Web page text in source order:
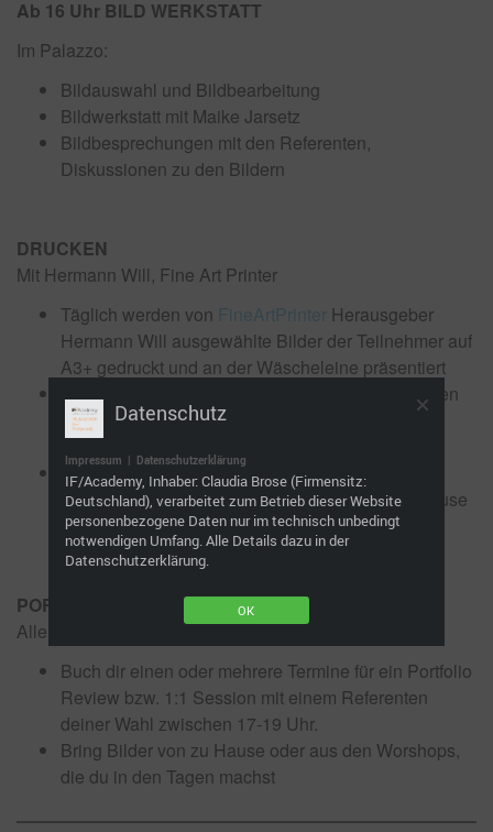
Ab 16 Uhr BILD WERKSTATT
Im Palazzo:
Bildauswahl und Bildbearbeitung
Bildwerkstatt mit Maike Jarsetz
Bildbesprechungen mit den Referenten,
Diskussionen zu den Bildern
DRUCKEN
Mit Hermann Will, Fine Art Printer
Täglich werden von FineArtPrinter Herausgeber
Hermann Will ausgewählte Bilder der Teilnehmer auf
A3+ gedruckt und an der Wäscheleine präsentiert
Teilnehmer sehen die Ergebnisse aus den anderen
Workshops, können diskutieren und üben sich in
Bildbeurteilung.
Am Ende der SommerAkademie kann jeder
Teilnehmer seine gedruckten Werke mit nach Hause
nehmen
PORTFOLIO REVIEW | 1:1 Sessions mit Referenten
Alle Referenten
Buch dir einen oder mehrere Termine für ein Portfolio
Review bzw. 1:1 Session mit einem Referenten
deiner Wahl zwischen 17-19 Uhr.
Bring Bilder von zu Hause oder aus den Worshops,
die du in den Tagen machst
Datenschutz
Impressum | Datenschutzerklärung
IF/Academy, Inhaber: Claudia Brose (Firmensitz:
Deutschland), verarbeitet zum Betrieb dieser Website
personenbezogene Daten nur im technisch unbedingt
notwendigen Umfang. Alle Details dazu in der
Datenschutzerklärung.
OK